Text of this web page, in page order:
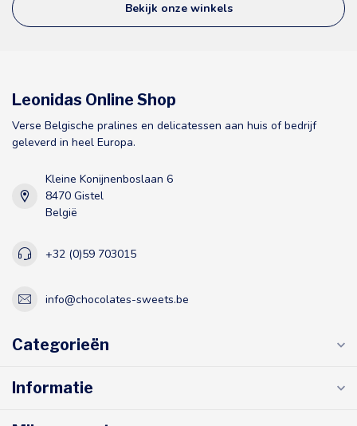
Bekijk onze winkels
Leonidas Online Shop
Verse Belgische pralines en delicatessen aan huis of bedrijf
geleverd in heel Europa.
Kleine Konijnenboslaan 6
8470 Gistel
België
+32 (0)59 703015
info@chocolates-sweets.be
Categorieën
Informatie